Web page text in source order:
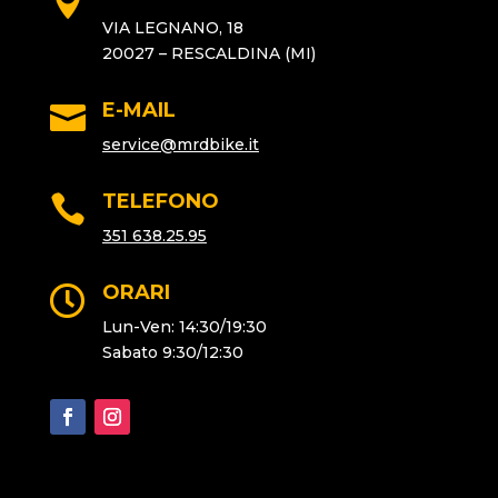
VIA LEGNANO, 18
20027 – RESCALDINA (MI)
 E-MAIL
service@mrdbike.it
 TELEFONO
351 638.25.95
 ORARI
Lun-Ven: 14:30/19:30
Sabato 9:30/12:30